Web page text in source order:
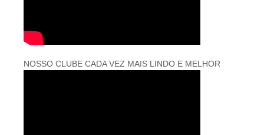
NOSSO CLUBE CADA VEZ MAIS LINDO E MELHOR